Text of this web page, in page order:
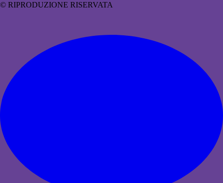
© RIPRODUZIONE RISERVATA